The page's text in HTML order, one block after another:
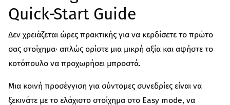
Quick‑Start Guide
Δεν χρειάζεται ώρες πρακτικής για να κερδίσετε το πρώτο
σας στοίχημα· απλώς ορίστε μια μικρή αξία και αφήστε το
κοτόπουλο να προχωρήσει μπροστά.
Μια κοινή προσέγγιση για σύντομες συνεδρίες είναι να
ξεκινάτε με το ελάχιστο στοίχημα στο Easy mode, να